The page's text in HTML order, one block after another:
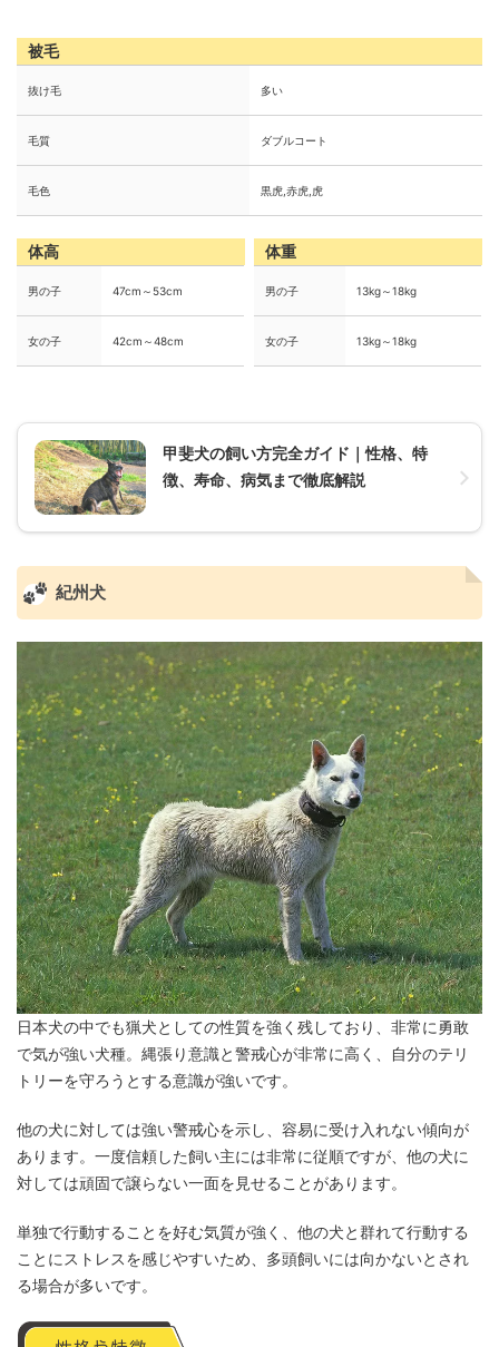
被毛
抜け毛 多い
毛質 ダブルコート
毛色 黒虎,赤虎,虎
体高
男の子 47cm～53cm
女の子 42cm～48cm
体重
男の子 13kg～18kg
女の子 13kg～18kg
甲斐犬の飼い方完全ガイド｜性格、特
徴、寿命、病気まで徹底解説
紀州犬
日本犬の中でも猟犬としての性質を強く残しており、非常に勇敢
で気が強い犬種。縄張り意識と警戒心が非常に高く、自分のテリ
トリーを守ろうとする意識が強いです。
他の犬に対しては強い警戒心を示し、容易に受け入れない傾向が
あります。一度信頼した飼い主には非常に従順ですが、他の犬に
対しては頑固で譲らない一面を見せることがあります。
単独で行動することを好む気質が強く、他の犬と群れて行動する
ことにストレスを感じやすいため、多頭飼いには向かないとされ
る場合が多いです。